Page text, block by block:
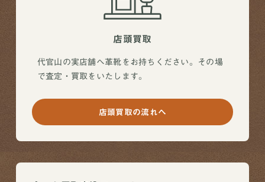
店頭買取
代官山の実店舗へ革靴をお持ちください。その場
で査定・買取をいたします。
店頭買取の流れへ